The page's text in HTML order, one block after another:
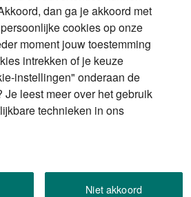
Veiligheid
Privacy & Cookies
Disclaimer RSS
persoonlijke informatie die u
(of aanvraag) te verwerken.
dan ga je akkoord met
cookies op onze
moment jouw toestemming
intrekken of je keuze
instellingen" onderaan de
Je leest meer over het gebruik
technieken in ons
Niet akkoord